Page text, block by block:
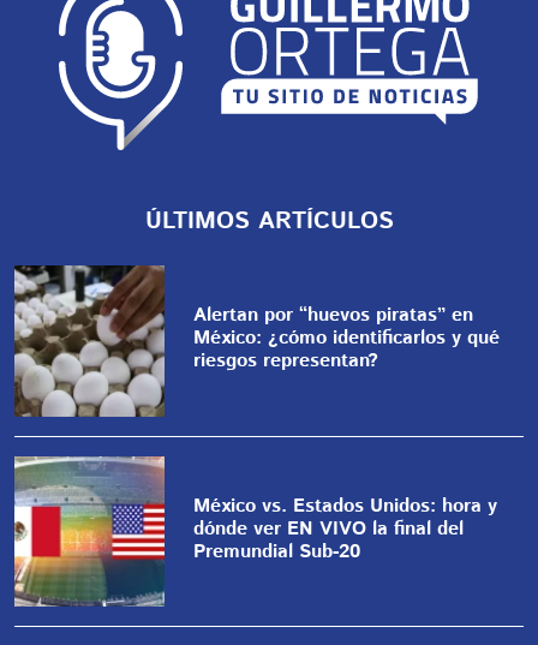
ÚLTIMOS ARTÍCULOS
Alertan por “huevos piratas” en
México: ¿cómo identificarlos y qué
riesgos representan?
México vs. Estados Unidos: hora y
dónde ver EN VIVO la final del
Premundial Sub-20